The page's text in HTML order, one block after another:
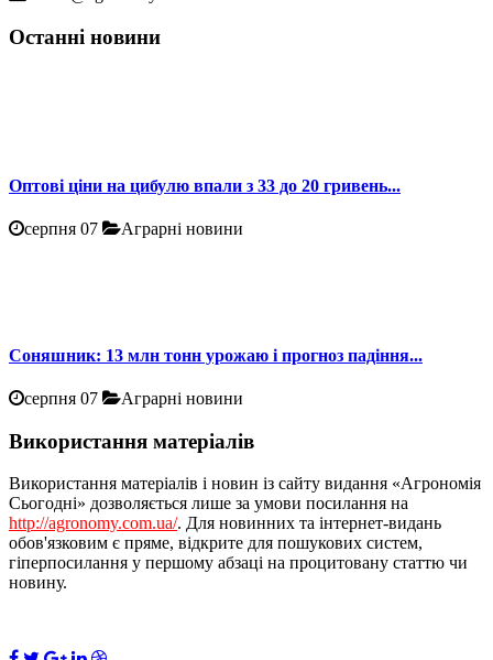
Останні новини
Оптові ціни на цибулю впали з 33 до 20 гривень...
серпня 07 Аграрні новини
Соняшник: 13 млн тонн урожаю і прогноз падіння...
серпня 07 Аграрні новини
Використання матеріалів
Використання матеріалів і новин із сайту видання «Агрономія
Сьогодні» дозволяється лише за умови посилання на
http://agronomy.com.ua/. Для новинних та інтернет-видань
обов'язковим є пряме, відкрите для пошукових систем,
гіперпосилання у першому абзаці на процитовану статтю чи
новину.